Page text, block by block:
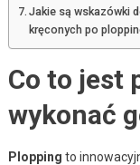
Jakie są wskazówki
kręconych po
Co to jest
wykonać
Plopping to